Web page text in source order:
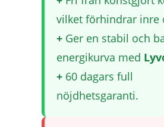
vilket förhindrar inre
+ Ger en stabil och
energikurva med
+ 60 dagars full
nöjdhetsgaranti.